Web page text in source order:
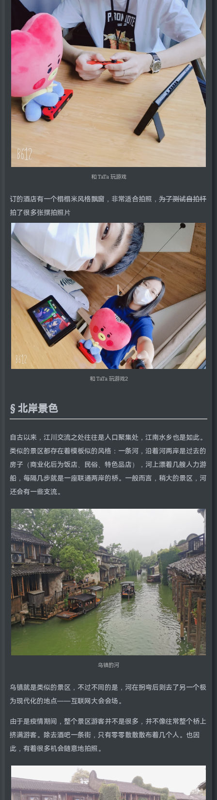
和 TaTa 玩游戏
订的酒店有一个榻榻米风格飘窗，非常适合拍照， 为了测试自拍杆
拍了很多张摆拍照片
和 TaTa 玩游戏2
北岸景色
自古以来，江川交流之处往往是人口聚集处，江南水乡也是如此。
类似的景区都存在着模板似的风格：一条河，沿着河两岸是过去的
房子（商业化后为饭店、民俗、特色品店），河上漂着几艘人力游
船，每隔几步就是一座联通两岸的桥。一般而言，稍大的景区，河
还会有一些支流。
乌镇的河
乌镇就是类似的景区，不过不同的是，河在拐弯后则去了另一个极
为现代化的地点——互联网大会会场。
由于是疫情期间，整个景区游客并不是很多，并不像往常整个桥上
挤满游客。除去酒吧一条街，只有零零散散散布着几个人。也因
此，有着很多机会随意地拍照。